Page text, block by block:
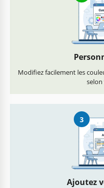
Modifiez facilement les
3
Ajoutez